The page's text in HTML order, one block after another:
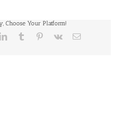
Choose Your Platform!
LinkedInTumblr Pinterest
Vk Email: